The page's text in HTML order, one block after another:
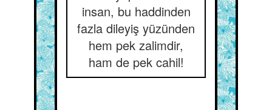
insan, bu haddinden
fazla dileyiş yüzünden
hem pek zalimdir,
ham de pek cahil!